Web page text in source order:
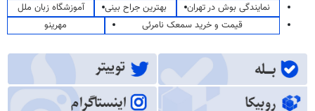
نمایندگی بوش در تهران
بهترین جراح بینی
آموزشگاه زبان ملل
قیمت و خرید سمعک نامرئی
مهرینو